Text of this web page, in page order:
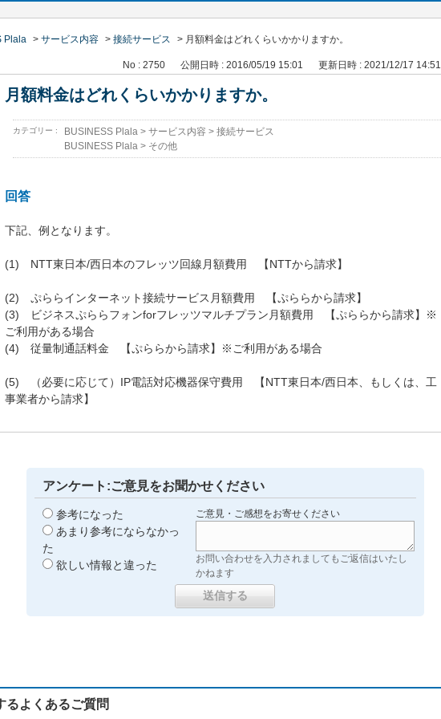
Plala > サービス内容 > 接続サービス > 月額料金はどれくらいかかりますか。
No : 2750 公開日時 : 2016/05/19 15:01 更新日時 : 2021/12/17 14:51
月額料金はどれくらいかかりますか。
カテゴリー : BUSINESS Plala> サービス内容 > 接続サービス
BUSINESS Plala> その他
回答
下記、例となります。
(1) NTT東日本/西日本のフレッツ回線月額費用 【NTTから請求】
(2) ぷららインターネット接続サービス月額費用 【ぷららから請求】
(3) ビジネスぷららフォンforフレッツマルチプラン月額費用 【ぷららから請求】※
ご利用がある場合
(4) 従量制通話料金 【ぷららから請求】※ご利用がある場合
(5) （必要に応じて）IP電話対応機器保守費用 【NTT東日本/西日本、もしくは、工
事業者から請求】
アンケート:ご意見をお聞かせください
参考になった
あまり参考にならなかっ
た
欲しい情報と違った
ご意見・ご感想をお寄せください
お問い合わせを入力されましてもご返信はいたし
かねます
るよくあるご質問